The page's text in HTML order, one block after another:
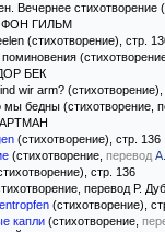
Вечернее стихотворение
ФОН ГИЛЬМ
(стихотворение), стр.
БЕК
wir arm?
бедны (стихотворение,
(стихотворение), стр. 136
(стихотворение, перевод
стр. 136
перевод Р.
(стихотворение),
капли (стихотворение,